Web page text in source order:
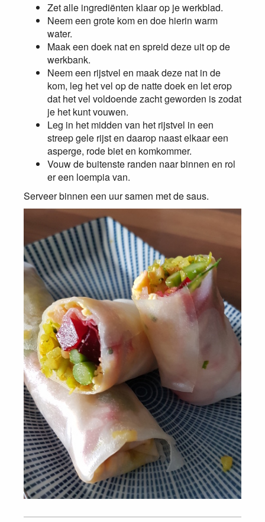
Zet alle ingrediënten klaar op je werkblad.
Neem een grote kom en doe hierin warm
water.
Maak een doek nat en spreid deze uit op de
werkbank.
Neem een rijstvel en maak deze nat in de
kom, leg het vel op de natte doek en let erop
dat het vel voldoende zacht geworden is zodat
je het kunt vouwen.
Leg in het midden van het rijstvel in een
streep gele rijst en daarop naast elkaar een
asperge, rode biet en komkommer.
Vouw de buitenste randen naar binnen en rol
er een loempia van.
Serveer binnen een uur samen met de saus.